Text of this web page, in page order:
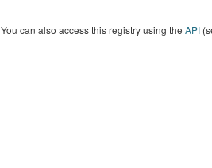
You can also access this registry using the API